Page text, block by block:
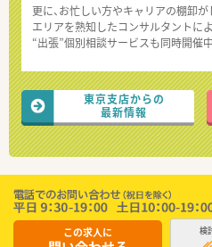
更に、お忙しい方やキャリアの棚卸
エリアを熟知したコンサルタントによ
“出張”個別相談サービスも同時開催中
東京支店からの
最新情報
この求人に 検